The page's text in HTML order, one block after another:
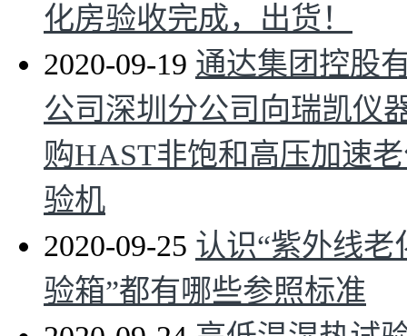
化房验收完成，出货！
2020-09-19 通达集团控股
公司深圳分公司向瑞凯仪
购HAST非饱和高压加速
验机
2020-09-25 认识“紫外线老
验箱”都有哪些参照标准